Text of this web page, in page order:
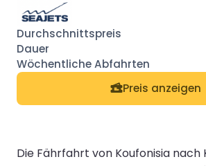
Preis anzeigen
Die Fährfahrt von Koufonisia nach